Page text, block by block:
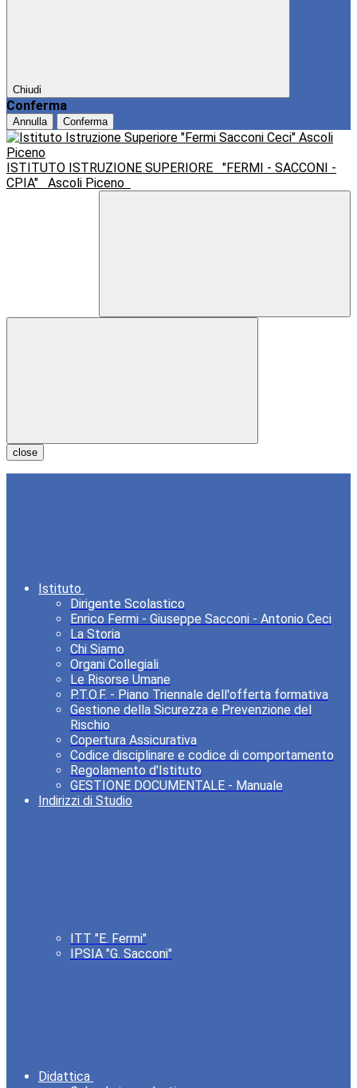
Chiudi
Conferma
Annulla Conferma
ISTITUTO ISTRUZIONE SUPERIORE
"FERMI - SACCONI -
CPIA"
Ascoli Piceno
close
Istituto
Dirigente Scolastico
Enrico Fermi - Giuseppe Sacconi - Antonio Ceci
La Storia
Chi Siamo
Organi Collegiali
Le Risorse Umane
P.T.O.F. - Piano Triennale dell'offerta formativa
Gestione della Sicurezza e Prevenzione del
Rischio
Copertura Assicurativa
Codice disciplinare e codice di comportamento
Regolamento d'Istituto
GESTIONE DOCUMENTALE - Manuale
Indirizzi di Studio
ITT "E. Fermi"
IPSIA "G. Sacconi"
Didattica